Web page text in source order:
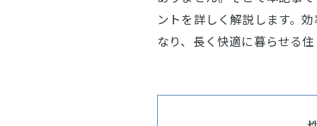
ントを詳しく解説します。
なり、長く快適に暮らせる